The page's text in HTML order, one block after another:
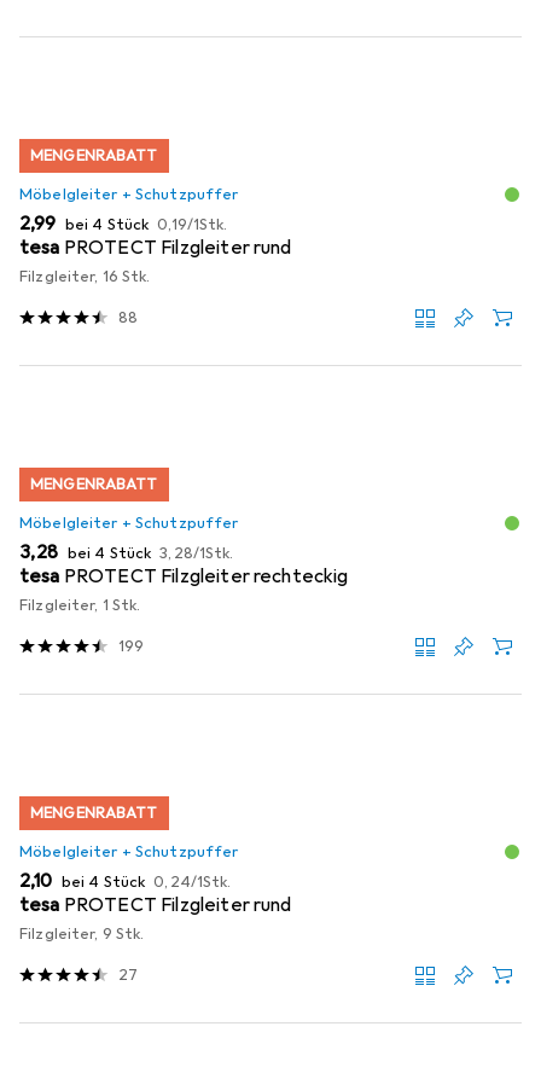
MENGENRABATT
Möbelgleiter + Schutzpuffer
EUR
2,99 bei 4 Stück EUR
0,19/1Stk.
tesa PROTECT Filzgleiter rund
Filzgleiter, 16 Stk.
88
MENGENRABATT
Möbelgleiter + Schutzpuffer
EUR
3,28 bei 4 Stück EUR
3,28/1Stk.
tesa PROTECT Filzgleiter rechteckig
Filzgleiter, 1 Stk.
199
MENGENRABATT
Möbelgleiter + Schutzpuffer
EUR
2,10 bei 4 Stück EUR
0,24/1Stk.
tesa PROTECT Filzgleiter rund
Filzgleiter, 9 Stk.
27